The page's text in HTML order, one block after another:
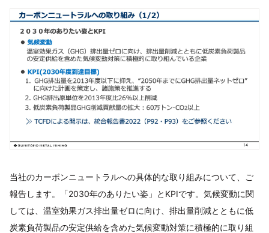
当社のカーボンニュートラルへの具体的な取り組みについて、ご
報告します。「2030年のありたい姿」とKPIです。気候変動に関
しては、温室効果ガス排出量ゼロに向け、排出量削減とともに低
炭素負荷製品の安定供給を含めた気候変動対策に積極的に取り組